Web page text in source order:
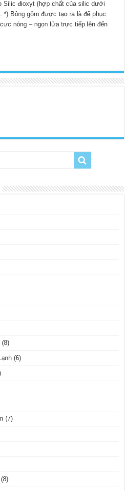
cháy
ceramic
Silic đioxyt (hợp chất của silic dưới
*) Bông gốm được tạo ra là để phục
nóng – ngọn lửa trực tiếp lên đến
(8)
(6)
(7)
(8)